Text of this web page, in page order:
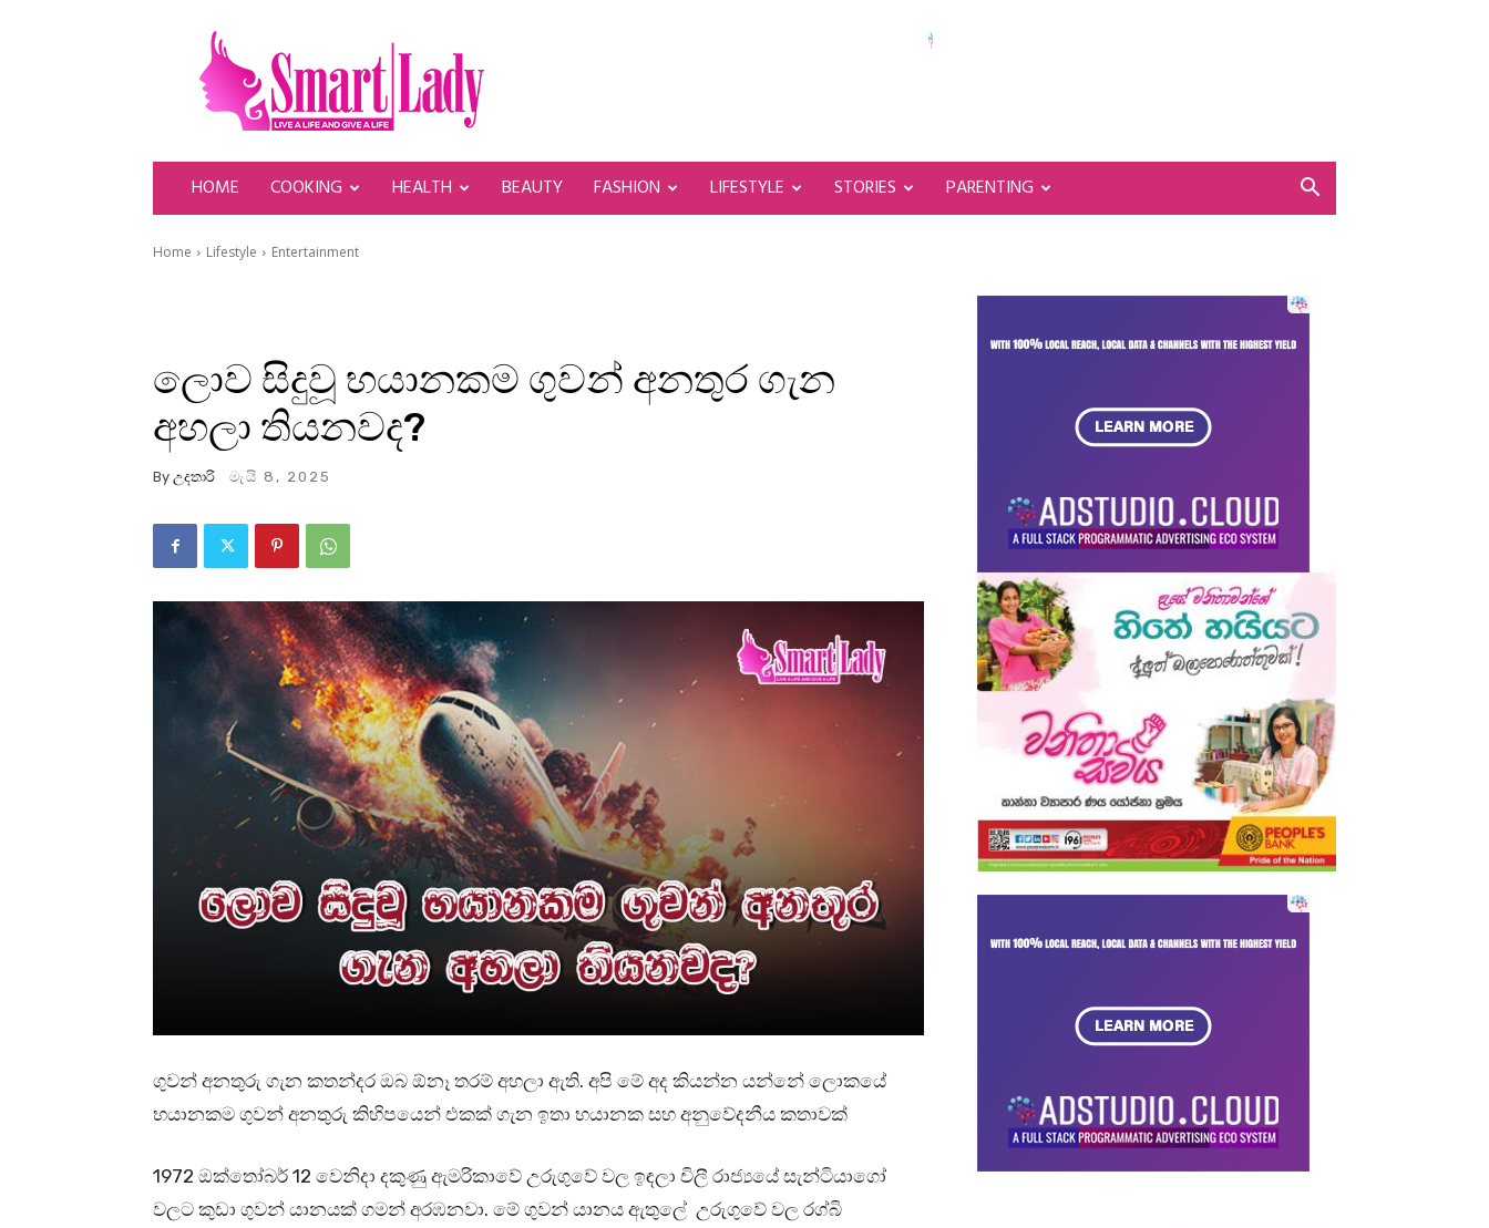
SmartLady
HOME COOKING HEALTH BEAUTY FASHION LIFESTYLE STORIES PARENTING
Home Lifestyle Entertainment
ලොව සිදුවූ භයානකම ගුවන් අනතුර ගැන
අහලා තියනවද?
By උදතාරි මැයි 8, 2025
ගුවන් අනතුරු ගැන කතන්දර ඔබ ඕනෑ තරම් අහලා ඇති. අපි මේ අද කියන්න යන්නේ ලොකයේ
භයානකම ගුවන් අනතුරු කිහිපයෙන් එකක් ගැන ඉතා භයානක සහ අනුවේදනීය කතාවක්
1972 ඔක්තෝබර් 12 වෙනිදා දකුණු ඇමරිකාවේ උරුගුවේ වල ඉඳලා චිලී රාජ්‍යයේ සැන්ටියාගෝ
වලට කුඩා ගුවන් යානයක් ගමන් අරඹනවා. මේ ගුවන් යානය ඇතුලේ උරුගුවේ වල රග්බි